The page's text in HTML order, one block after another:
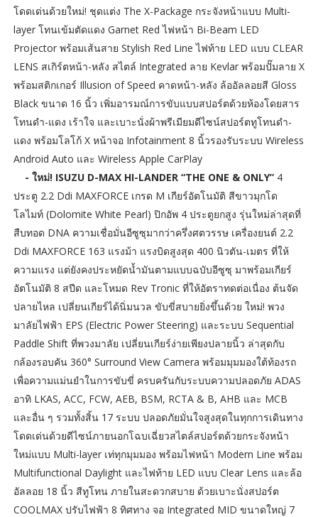
โดดเด่นด้วยใหม่! ชุดแต่ง The X-Package กระจังหน้าแบบ Multi-
layer โทนเข้มตัดแดง Garnet Red ไฟหน้า Bi-Beam LED
Projector พร้อมเส้นสาย Stylish Red Line ไฟท้าย LED แบบ CLEAR
LENS สเกิร์ตหน้า-หลัง สไตล์ Integrated ลาย Kevlar พร้อมปั๊มลาย X
พร้อมสติกเกอร์ Illusion of Speed คาดหน้า-หลัง ล้ออัลลอยสี Gloss
Black ขนาด 16 นิ้ว เพิ่มอารมณ์การขับแบบสปอร์ตด้วยห้องโดยสาร
โทนดำ-แดง เร้าใจ และเบาะนั่งผ้าพรีเมียมดีไซน์สปอร์ตทูโทนดำ-
แดง พร้อมโลโก้ X หน้าจอ Infotainment 8 นิ้วรองรับระบบ Wireless
Android Auto และ Wireless Apple CarPlay
- ใหม่! ISUZU D-MAX HI-LANDER “THE ONE & ONLY”4
ประตู 2.2 Ddi MAXFORCE เกรด M เกียร์อัตโนมัติ สีขาวมุกโด
โลไมท์ (Dolomite White Pearl) ปิกอัพ 4 ประตูยกสูง รุ่นใหม่ล่าสุดที่
สืบทอด DNA ความเชื่อมั่นอีซูซุมากว่าครึ่งศตวรรษ เครื่องยนต์ 2.2
Ddi MAXFORCE 163 แรงม้า แรงบิดสูงสุด 400 นิวตัน-เมตร ที่ให้
ความแรง แต่ยังคงประหยัดน้ำมันตามแบบฉบับอีซูซุ มาพร้อมเกียร์
อัตโนมัติ 8 สปีด และโหมด Rev Tronic ที่ให้อัตราทดต่อเนื่อง ต้นจัด
ปลายไหล เปลี่ยนเกียร์ได้นิ่มนวล ขับขี่สบายยิ่งขึ้นด้วย ใหม่! พวง
มาลัยไฟฟ้า EPS (Electric Power Steering) และระบบ Sequential
Paddle Shift ที่พวงมาลัย เปลี่ยนเกียร์ง่ายเพียงปลายนิ้ว ล่าสุดกับ
กล้องรอบคัน 360° Surround View Camera พร้อมมุมมองใต้ท้องรถ
เพื่อความแม่นยำในการขับขี่ ครบครันกับระบบความปลอดภัย ADAS
อาทิ LKAS, ACC, FCW, AEB, BSM, RCTA & B, AHB และ MCB
และอื่น ๆ รวมทั้งสิ้น 17 ระบบ ปลอดภัยมั่นใจสูงสุดในทุกการเดินทาง
โดดเด่นด้วยดีไซน์ภายนอกโฉบเฉี่ยวสไตล์สปอร์ตด้วยกระจังหน้า
ใหม่แบบ Multi-layer เท่ทุกมุมมอง พร้อมไฟหน้า Modern Line พร้อม
Multifunctional Daylight และไฟท้าย LED แบบ Clear Lens และล้อ
อัลลอย 18 นิ้ว สีทูโทน ภายในสะดวกสบาย ด้วยเบาะนั่งสปอร์ต
COOLMAX ปรับไฟฟ้า 8 ทิศทาง จอ Integrated MID ขนาดใหญ่ 7